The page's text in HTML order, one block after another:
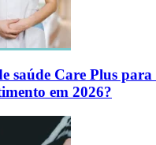
saúde Care Plus para
em 2026?